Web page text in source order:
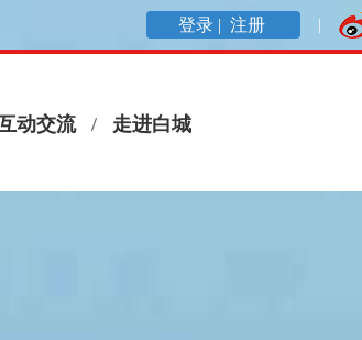
登录 | 注册
动交流 / 走进白城